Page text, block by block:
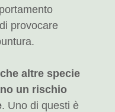
provocare
altre specie
un rischio
. Uno di questi è